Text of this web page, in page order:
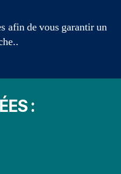
afin de vous garantir un
: